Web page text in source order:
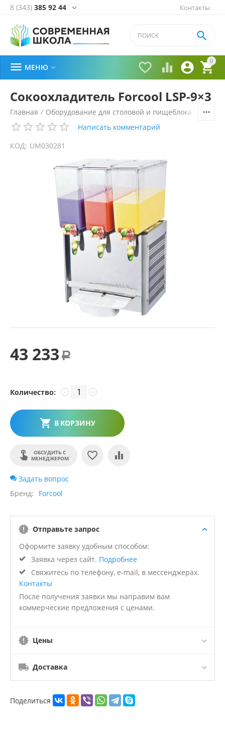
Контакты
8 (343) 385 92 44 
0


 

 МЕНЮ 
Сокоохладитель Forcool LSP-9×3
Главная / Оборудование для столовой и пищеблока
Написать комментарий
КОД: UM030281
43 233 Р
Количество: +
−
В КОРЗИНУ
ОБСУДИТЬ С
МЕНЕДЖЕРОМ
Задать вопрос
Бренд
Forcool
Отправьте запрос
Оформите заявку удобным способом:
Заявка через сайт. Подробнее
Свяжитесь по телефону, e-mail, в мессенджерах.
Контакты
После получения заявки мы направим вам
коммерческие предложения с ценами.
Цены
Доставка
Поделиться